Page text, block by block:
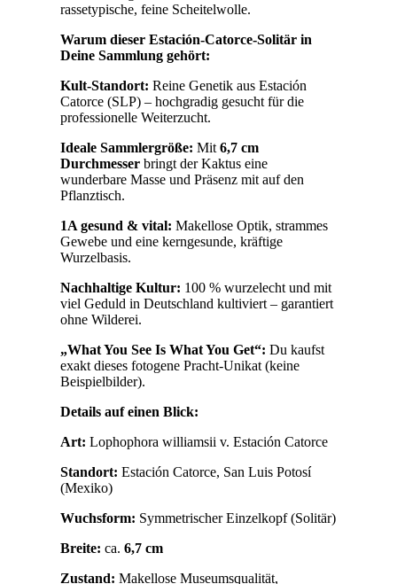
rassetypische, feine Scheitelwolle.
Warum dieser Estación-Catorce-Solitär in
Deine Sammlung gehört:
Kult-Standort: Reine Genetik aus Estación
Catorce (SLP) – hochgradig gesucht für die
professionelle Weiterzucht.
Ideale Sammlergröße: Mit 6,7 cm
Durchmesserbringt der Kaktus eine
wunderbare Masse und Präsenz mit auf den
Pflanztisch.
1A gesund & vital: Makellose Optik, strammes
Gewebe und eine kerngesunde, kräftige
Wurzelbasis.
Nachhaltige Kultur: 100 % wurzelecht und mit
viel Geduld in Deutschland kultiviert – garantiert
ohne Wilderei.
„What You See Is What You Get“: Du kaufst
exakt dieses fotogene Pracht-Unikat (keine
Beispielbilder).
Details auf einen Blick:
Art: Lophophora williamsii v. Estación Catorce
Standort: Estación Catorce, San Luis Potosí
(Mexiko)
Wuchsform: Symmetrischer Einzelkopf (Solitär)
Breite: ca. 6,7 cm
Zustand: Makellose Museumsqualität,